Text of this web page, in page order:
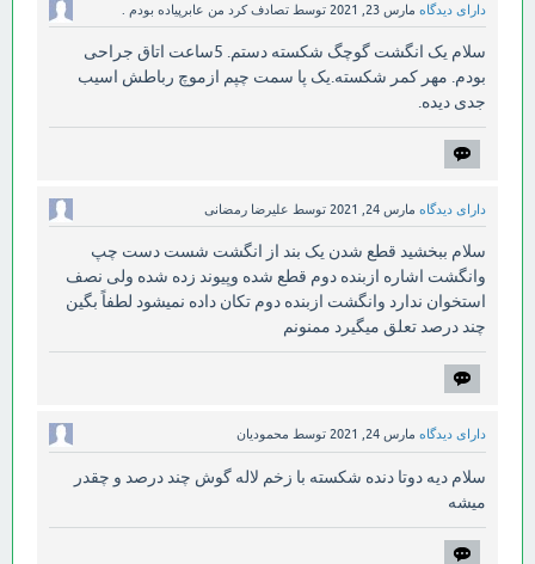
دارای دیدگاه مارس 23, 2021 توسط تصادف کرد من عابرپیاده بودم .
سلام یک انگشت گوچگ شکسته دستم. 5ساعت اتاق جراحی
بودم. مهر کمر شکسته.یک پا سمت چپم ازموچ رباطش اسیب
جدی دیده.
دارای دیدگاه مارس 24, 2021 توسط علیرضا رمضانی
سلام ببخشید قطع شدن یک بند از انگشت شست دست چپ
وانگشت اشاره ازبنده دوم قطع شده وپیوند زده شده ولی نصف
استخوان ندارد وانگشت ازبنده دوم تکان داده نمیشود لطفاً بگین
چند درصد تعلق میگیرد ممنونم
دارای دیدگاه مارس 24, 2021 توسط محمودیان
سلام دیه دوتا دنده شکسته با زخم لاله گوش چند درصد و چقدر
میشه